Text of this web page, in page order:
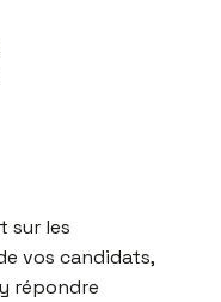
sur les
vos candidats,
répondre